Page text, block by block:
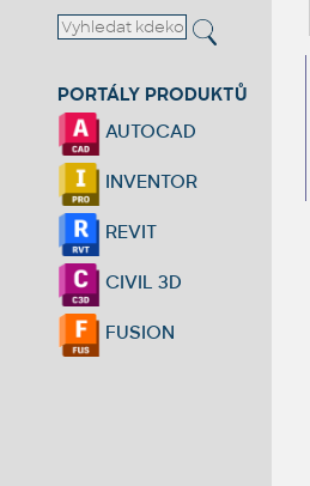
PORTÁLY PRODUKTŮ
AUTOCAD
INVENTOR
REVIT
CIVIL 3D
FUSION